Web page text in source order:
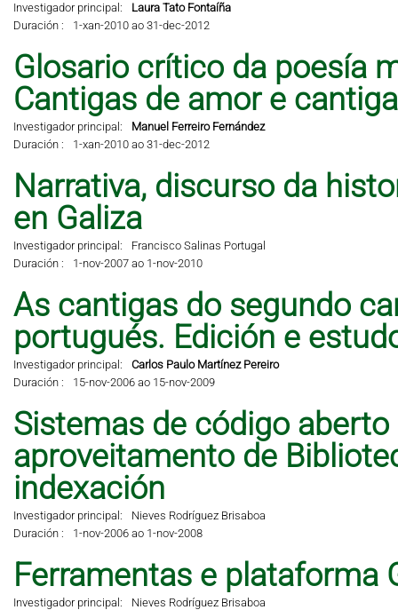
Investigador principal:
Laura Tato Fontaíña
Duración :
1-xan-2010 ao 31-dec-2012
Glosario crítico da poesía
Cantigas de amor e
Investigador principal:
Manuel Ferreiro Fernández
Duración :
1-xan-2010 ao 31-dec-2012
Narrativa, discurso da
en Galiza
Investigador principal:
Francisco Salinas Portugal
Duración :
1-nov-2007 ao 1-nov-2010
As cantigas do segundo
portugués. Edición e
Investigador principal:
Carlos Paulo Martínez Pereiro
Duración :
15-nov-2006 ao 15-nov-2009
Sistemas de código
aproveitamento de
indexación
Investigador principal:
Nieves Rodríguez Brisaboa
Duración :
1-nov-2006 ao 1-nov-2008
Ferramentas e plataforma
Investigador principal:
Nieves Rodríguez Brisaboa